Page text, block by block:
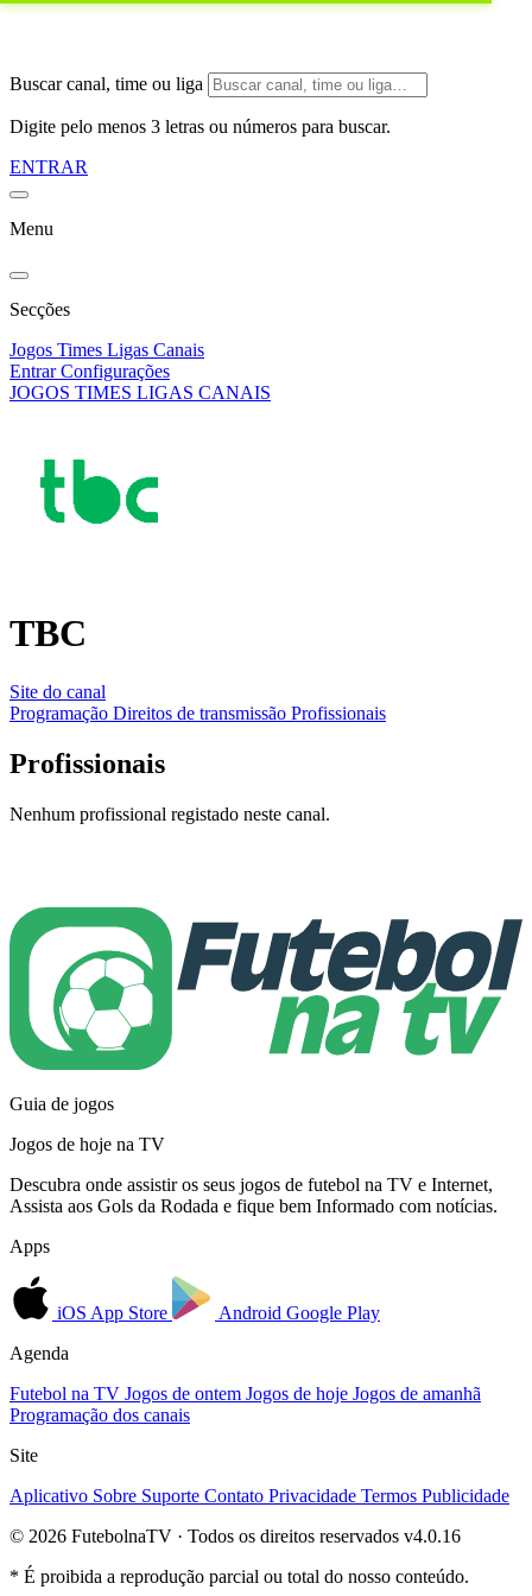
Buscar canal, time ou liga
Digite pelo menos 3 letras ou números para buscar.
ENTRAR
Menu
Secções
Jogos Times Ligas Canais
EntrarConfigurações
JOGOS TIMES LIGAS CANAIS
TBC
Site do canal
Programação Direitos de transmissão Profissionais
Profissionais
Nenhum profissional registado neste canal.
Guia de jogos
Jogos de hoje na TV
Descubra onde assistir os seus jogos de futebol na TV e Internet,
Assista aos Gols da Rodada e fique bem Informado com notícias.
Apps
iOS App Store Android Google Play
Agenda
Futebol na TV Jogos de ontem Jogos de hoje Jogos de amanhã
Programação dos canais
Site
Aplicativo Sobre Suporte Contato Privacidade Termos Publicidade
© 2026 FutebolnaTV · Todos os direitos reservados v4.0.16
* É proibida a reprodução parcial ou total do nosso conteúdo.